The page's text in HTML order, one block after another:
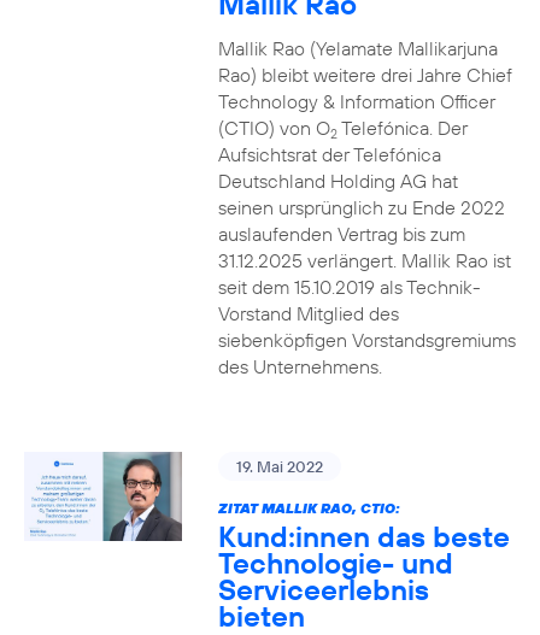
Mallik Rao (Yelamate Mallikarjuna
Rao) bleibt weitere drei Jahre Chief
Technology & Information Officer
(CTIO) von O2Telefónica. Der
Aufsichtsrat der Telefónica
Deutschland Holding AG hat
seinen ursprünglich zu Ende 2022
auslaufenden Vertrag bis zum
31.12.2025 verlängert. Mallik Rao ist
seit dem 15.10.2019 als Technik-
Vorstand Mitglied des
siebenköpfigen Vorstandsgremiums
des Unternehmens.
19. Mai 2022
ZITAT MALLIK RAO, CTIO:
Kund:innen das beste
Technologie- und
Serviceerlebnis
bieten